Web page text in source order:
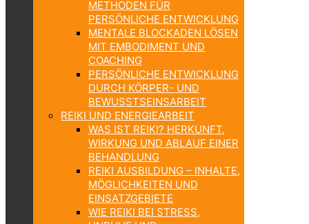
METHODEN FÜR
PERSÖNLICHE ENTWICKLUNG
MENTALE BLOCKADEN LÖSEN
MIT EMBODIMENT UND
COACHING
PERSÖNLICHE ENTWICKLUNG
DURCH KÖRPER- UND
BEWUSSTSEINSARBEIT
REIKI UND ENERGIEARBEIT
WAS IST REIKI? HERKUNFT,
WIRKUNG UND ABLAUF EINER
BEHANDLUNG
REIKI AUSBILDUNG – INHALTE,
MÖGLICHKEITEN UND
EINSATZGEBIETE
WIE REIKI BEI STRESS,